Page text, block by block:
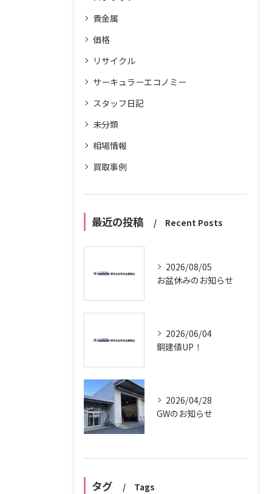
貴金属
価格
リサイクル
サーキュラーエコノミー
スタッフ日記
未分類
相場情報
買取事例
最近の投稿 Recent Posts
2026/08/05
お盆休みのお知らせ
2026/06/04
銅建値UP！
2026/04/28
GWのお知らせ
タグ Tags